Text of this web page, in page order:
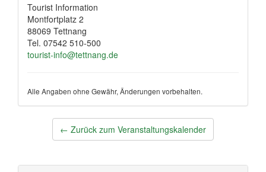
Tourist Information
Montfortplatz 2
88069 Tettnang
Tel. 07542 510-500
tourist-info@tettnang.de
Alle Angaben ohne Gewähr, Änderungen vorbehalten.
Post← Zurück zum Veranstaltungskalender